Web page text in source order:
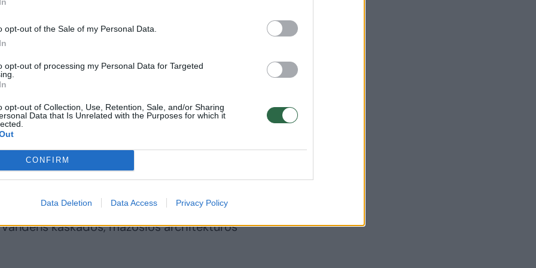
opt-out of the Sale of my Personal Data.
opt-out of processing my Personal Data for Targeted
opt-out of Collection, Use, Retention, Sale, and/or Sharing
Data that Is Unrelated with the Purposes for which it
CONFIRM
Data Deletion Data Access Privacy Policy
šį miesto parką, pritaikyti lankytojams, įrengti
pradžioje, tačiau jie iš vietos taip ir nepajudėjo.
vis dar planuojamas.
gatvės
ir buvo baigtas 2023 m. vasario 28 d. Jo metu
esantys laiptai, įrengtos apžvalgos aikštelės,
kaskados, mažosios architektūros